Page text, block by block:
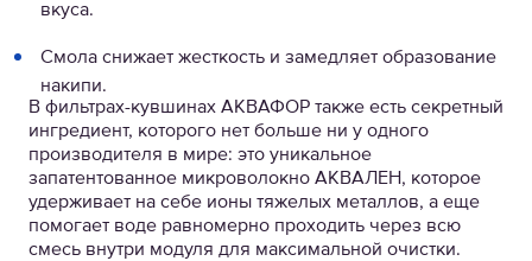
вкуса.
Смола снижает жесткость и замедляет образование
накипи.
В фильтрах-кувшинах АКВАФОР также есть секретный
ингредиент, которого нет больше ни у одного
производителя в мире: это уникальное
запатентованное микроволокно АКВАЛЕН, которое
удерживает на себе ионы тяжелых металлов, а еще
помогает воде равномерно проходить через всю
смесь внутри модуля для максимальной очистки.